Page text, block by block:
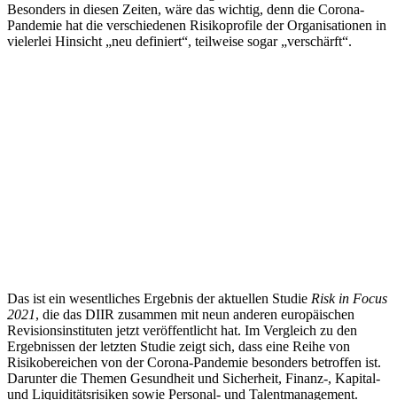
Besonders in diesen Zeiten, wäre das wichtig, denn die Corona-
Pandemie hat die verschiedenen Risikoprofile der Organisationen in
vielerlei Hinsicht „neu definiert“, teilweise sogar „verschärft“.
Das ist ein wesentliches Ergebnis der aktuellen Studie Risk in Focus
2021, die das DIIR zusammen mit neun anderen europäischen
Revisionsinstituten jetzt veröffentlicht hat. Im Vergleich zu den
Ergebnissen der letzten Studie zeigt sich, dass eine Reihe von
Risikobereichen von der Corona-Pandemie besonders betroffen ist.
Darunter die Themen Gesundheit und Sicherheit, Finanz-, Kapital-
und Liquiditätsrisiken sowie Personal- und Talentmanagement.